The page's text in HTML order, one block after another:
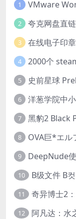
1
2 夸克网盘直
3 在线电子印
4 2000个
5
6 洋葱学院中
7
8
9 DeepNude
10
11
12